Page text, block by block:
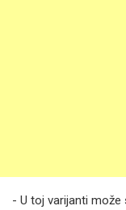
- U toj varijanti